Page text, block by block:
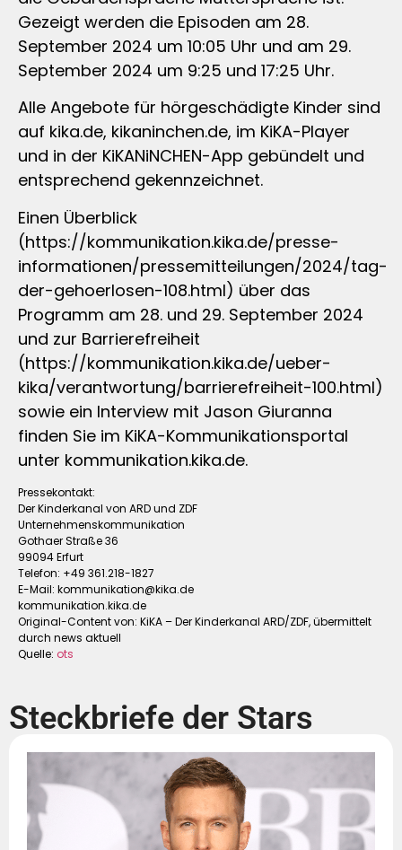
Gezeigt werden die Episoden am 28.
September 2024 um 10:05 Uhr und am 29.
September 2024 um 9:25 und 17:25 Uhr.
Alle Angebote für hörgeschädigte Kinder sind
auf kika.de, kikaninchen.de, im KiKA-Player
und in der KiKANiNCHEN-App gebündelt und
entsprechend gekennzeichnet.
Einen Überblick
(https://kommunikation.kika.de/presse-
informationen/pressemitteilungen/2024/tag-
der-gehoerlosen-108.html) über das
Programm am 28. und 29. September 2024
und zur Barrierefreiheit
(https://kommunikation.kika.de/ueber-
kika/verantwortung/barrierefreiheit-100.html)
sowie ein Interview mit Jason Giuranna
finden Sie im KiKA-Kommunikationsportal
unter kommunikation.kika.de.
Pressekontakt:
Der Kinderkanal von ARD und ZDF
Unternehmenskommunikation
Gothaer Straße 36
99094 Erfurt
Telefon: +49 361.218-1827
E-Mail: kommunikation@kika.de
kommunikation.kika.de
Original-Content von: KiKA – Der Kinderkanal ARD/ZDF, übermittelt
durch news aktuell
Quelle: ots
Steckbriefe der Stars